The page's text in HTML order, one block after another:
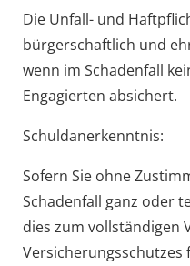
Die Unfall- und
bürgerschaftlich und
wenn im Schadenfall
Engagierten absichert.
Schuldanerkenntnis:
Sofern Sie ohne
Schadenfall ganz oder
dies zum vollständigen